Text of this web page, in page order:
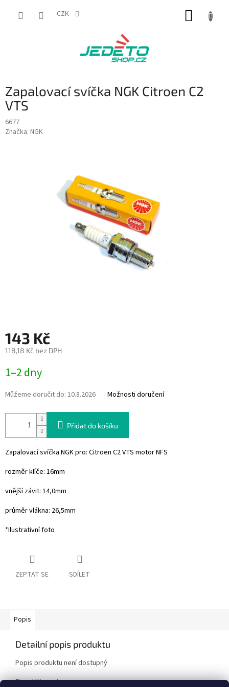
CZK
Zapalovací svíčka NGK Citroen C2
VTS
6677
Značka: NGK
143 Kč
118,18 Kč bez DPH
cena:
1–2 dny
Můžeme doručit do: 10.8.2026 Možnosti doručení
Přidat do košíku
Zapalovací svíčka NGK pro: Citroen C2 VTS motor NFS
rozměr klíče: 16mm
vnější závit: 14,0mm
průměr vlákna: 26,5mm
*Ilustrativní foto
ZEPTAT SE SDÍLET
Popis
Detailní popis produktu
Popis produktu není dostupný
Doplňkové parametry